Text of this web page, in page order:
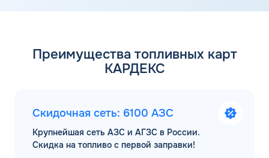
Преимущества топливных карт
КАРДЕКС
Скидочная сеть: 6100 АЗС
Крупнейшая сеть АЗС и АГЗС в России.
Скидка на топливо с первой заправки!